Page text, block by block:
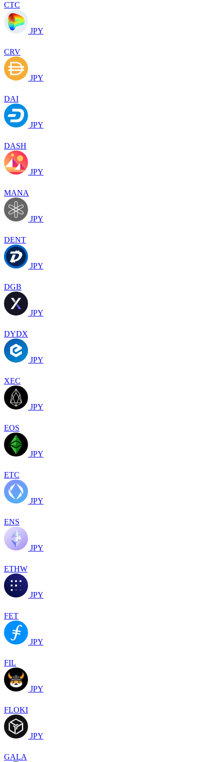
CTC
JPY
CRV
JPY
DAI
JPY
DASH
JPY
MANA
JPY
DENT
JPY
DGB
JPY
DYDX
JPY
XEC
JPY
EOS
JPY
ETC
JPY
ENS
JPY
ETHW
JPY
FET
JPY
FIL
JPY
FLOKI
JPY
GALA